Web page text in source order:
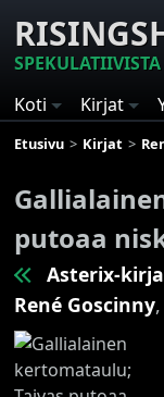
Koti
Kirjat
Etusivu Kirjat
putoaa
Asterix-
René Goscinny